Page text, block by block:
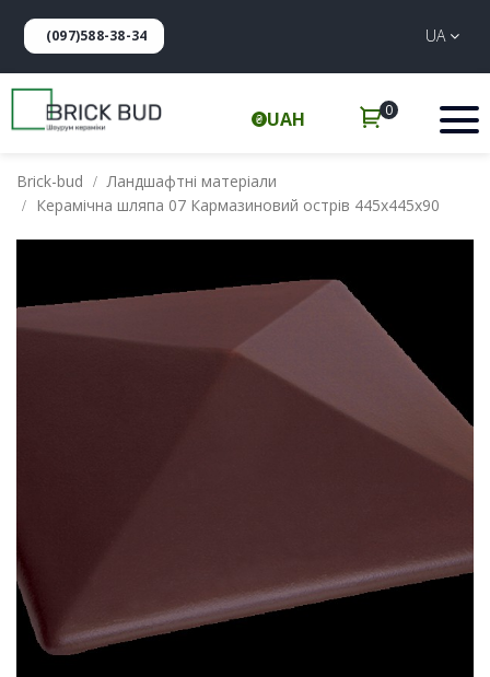
(097)588-38-34 UA
UAH 0
Brick-bud
Ландшафтні матеріали
Керамічна шляпа 07 Кармазиновий острів 445х445х90